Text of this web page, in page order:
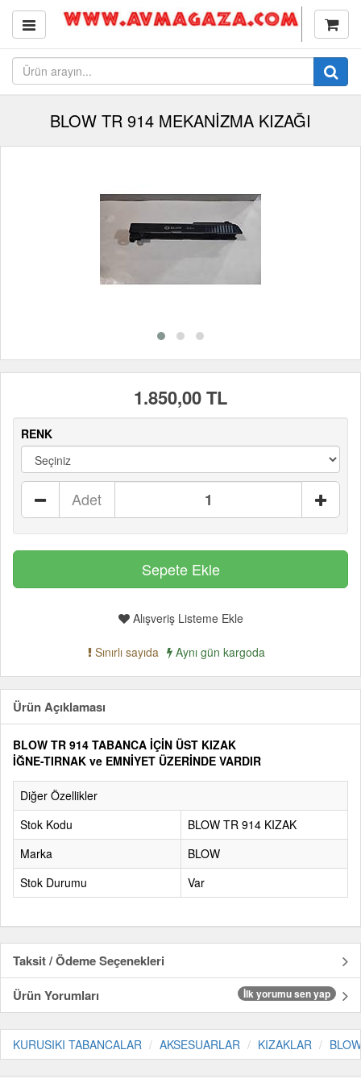
BLOW TR 914 MEKANİZMA KIZAĞI
1.850,00 TL
RENK
Adet
Alışveriş Listeme Ekle
Sınırlı sayıda Aynı gün kargoda
Ürün Açıklaması
BLOW TR 914 TABANCA İÇİN ÜST KIZAK
İĞNE-TIRNAK ve EMNİYET ÜZERİNDE VARDIR
Diğer Özellikler
Stok Kodu
BLOW TR 914 KIZAK
Marka
BLOW
Stok Durumu
Var
Taksit / Ödeme Seçenekleri
Ürün Yorumları
İlk yorumu sen yap
KURUSIKI TABANCALAR AKSESUARLAR KIZAKLAR BLOW